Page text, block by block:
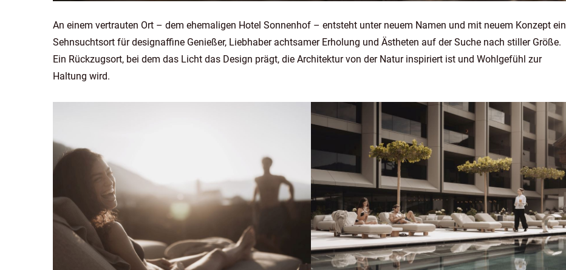
An einem vertrauten Ort – dem ehemaligen Hotel Sonnenhof – entsteht unter neuem Namen und mit neuem Konzept ein
Sehnsuchtsort für designaffine Genießer, Liebhaber achtsamer Erholung und Ästheten auf der Suche nach stiller Größe.
Ein Rückzugsort, bei dem das Licht das Design prägt, die Architektur von der Natur inspiriert ist und Wohlgefühl zur
Haltung wird.